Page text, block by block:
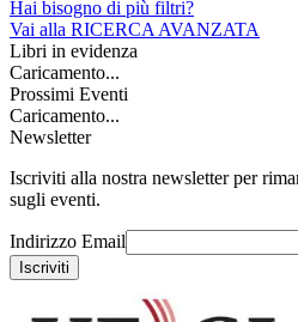
Hai bisogno di più filtri?
Vai alla RICERCA AVANZATA
Libri in evidenza
Caricamento...
Prossimi Eventi
Caricamento...
Newsletter
Iscriviti alla nostra newsletter per
sugli eventi.
Indirizzo Email
Iscriviti